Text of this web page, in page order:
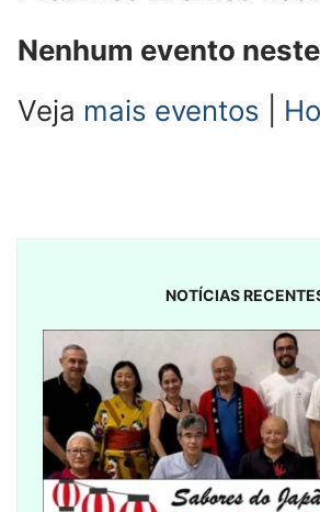
Nenhum evento
Veja mais eventos
NOTÍCIAS